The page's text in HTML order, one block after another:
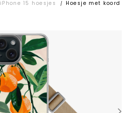
iPhone 15 hoesjes / Hoesje met koord